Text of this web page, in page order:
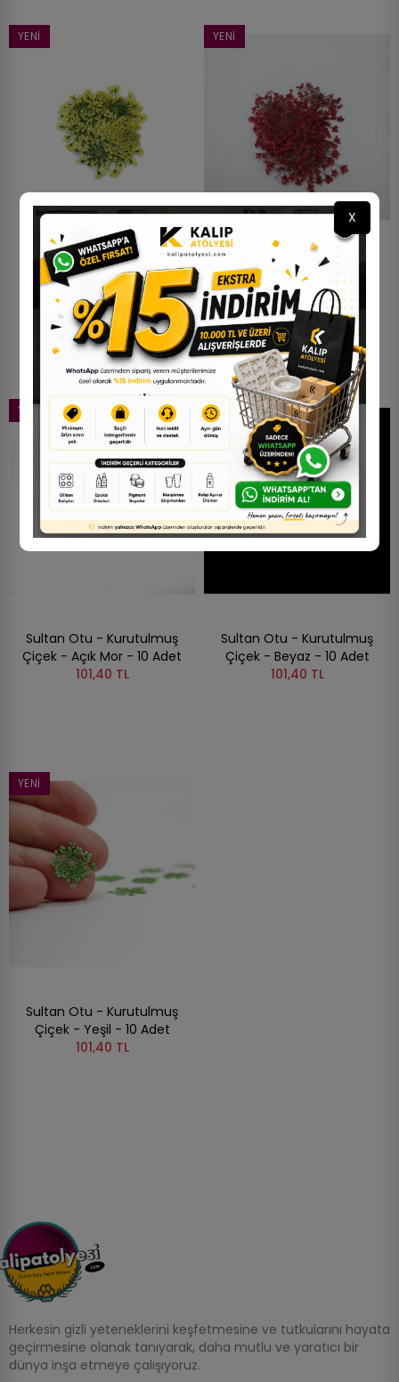
YENI
Sultan Otu - Kurutulmuş
Çiçek - Sarı - 10 Adet
101,40 TL
YENI
Sultan Otu - Kurutulmuş
Çiçek - Kırmızı - 10 Adet
101,40 TL
YENI
Sultan Otu - Kurutulmuş
Çiçek - Açık Mor - 10 Adet
101,40 TL
YENI
STOKTA YOK
Sultan Otu - Kurutulmuş
Çiçek - Beyaz - 10 Adet
101,40 TL
YENI
Sultan Otu - Kurutulmuş
Çiçek - Yeşil - 10 Adet
101,40 TL
X
Herkesin gizli yeteneklerini keşfetmesine ve tutkularını hayata
geçirmesine olanak tanıyarak, daha mutlu ve yaratıcı bir
dünya inşa etmeye çalışıyoruz.